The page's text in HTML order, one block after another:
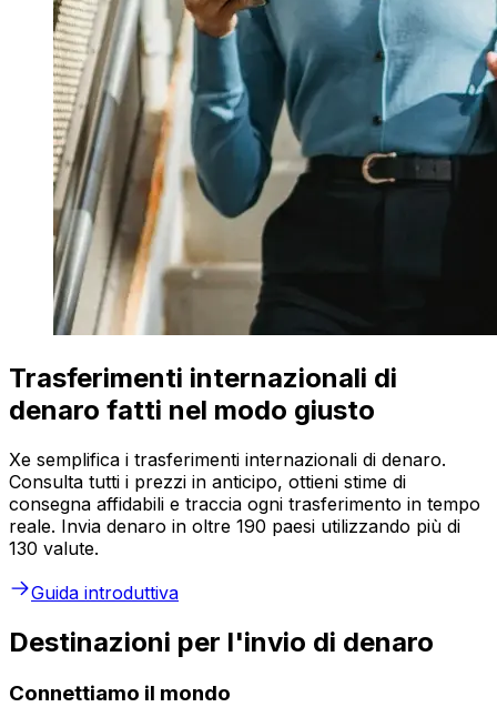
Trasferimenti internazionali di
denaro fatti nel modo giusto
Xe semplifica i trasferimenti internazionali di denaro.
Consulta tutti i prezzi in anticipo, ottieni stime di
consegna affidabili e traccia ogni trasferimento in tempo
reale. Invia denaro in oltre 190 paesi utilizzando più di
130 valute.
Guida introduttiva
Destinazioni per l'invio di denaro
Connettiamo il mondo